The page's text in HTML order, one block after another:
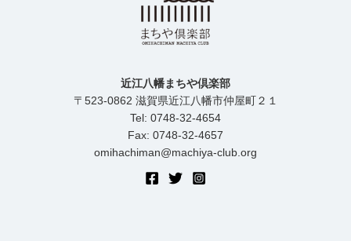
近江八幡まちや倶楽部
〒523-0862 滋賀県近江八幡市仲屋町２１
Tel: 0748-32-4654
Fax: 0748-32-4657
omihachiman@machiya-club.org